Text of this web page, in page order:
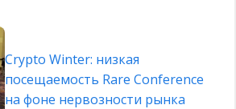
Crypto Winter: низкая
посещаемость Rare Conference
на фоне нервозности рынка